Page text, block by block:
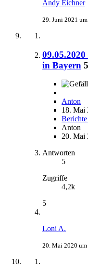
Andy Eichner
29. Juni 2021
in Bayern 5
Anton
18. Mai
Anton
20. Mai
Antworten
5
Zugriffe
4,2k
5
Loni A.
20. Mai 2020